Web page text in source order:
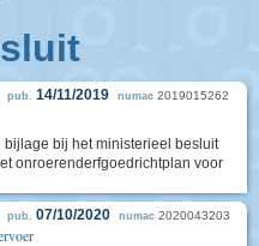
pub. 14/11/2019 numac 2019015262
bij het ministerieel besluit
onroerenderfgoedrichtplan voor
pub. 07/10/2020 numac 2020043203